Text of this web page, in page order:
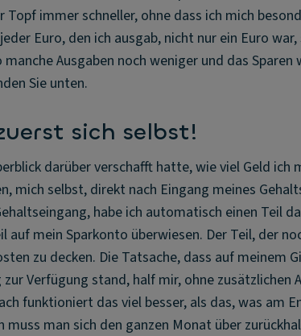
immer schneller, ohne dass ich mich
Euro, den ich ausgab, nicht nur ein Euro
Ausgaben noch weniger und das Sparen
Sie unten.
sich selbst!
darüber verschafft hatte, wie viel Geld
mich selbst, direkt nach Eingang meines
habe ich automatisch einen Teil
auf mein Sparkonto überwiesen. Der Teil, der
zu decken. Die Tatsache, dass auf meinem
Verfügung stand, half mir, ohne zusätzlichen
funktioniert das viel besser, als das, was am
muss man sich den ganzen Monat über